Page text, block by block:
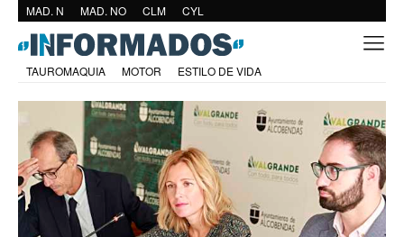
MAD. N MAD. NO CLM CYL
TAUROMAQUIA MOTOR ESTILO DE VIDA